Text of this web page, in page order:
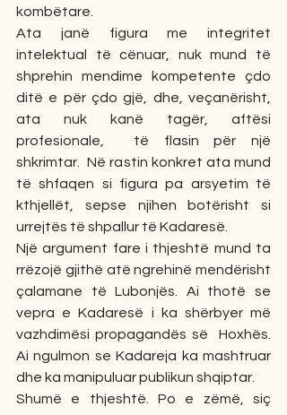
kombëtare.
Ata janë figura me integritet
intelektual të cënuar, nuk mund të
shprehin mendime kompetente çdo
ditë e për çdo gjë, dhe, veçanërisht,
ata nuk kanë tagër, aftësi
profesionale,  të flasin për një
shkrimtar.  Në rastin konkret ata mund
të shfaqen si figura pa arsyetim të
kthjellët, sepse njihen botërisht si
urrejtës të shpallur të Kadaresë.
Një argument fare i thjeshtë mund ta
rrëzojë gjithë atë ngrehinë mendërisht
çalamane të Lubonjës. Ai thotë se
vepra e Kadaresë i ka shërbyer më
vazhdimësi propagandës së  Hoxhës.
Ai ngulmon se Kadareja ka mashtruar
dhe ka manipuluar publikun shqiptar.
Shumë e thjeshtë. Po e zëmë, siç